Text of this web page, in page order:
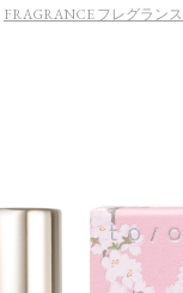
FRAGRANCE フレグランス